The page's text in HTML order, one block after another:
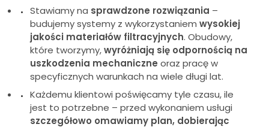
Stawiamy na sprawdzone rozwiązania –
budujemy systemy z wykorzystaniem wysokiej
jakości materiałów filtracyjnych. Obudowy,
które tworzymy,wyróżniają się odpornością na
uszkodzenia mechaniczne oraz pracę w
specyficznych warunkach na wiele długi lat.
Każdemu klientowi poświęcamy tyle czasu, ile
jest to potrzebne – przed wykonaniem usługi
szczegółowo omawiamy plan, dobierając